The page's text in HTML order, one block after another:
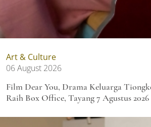
Art & Culture
06 August 2026
Film Dear You, Drama Keluarga
Raih Box Office, Tayang 7 Agustus 2026